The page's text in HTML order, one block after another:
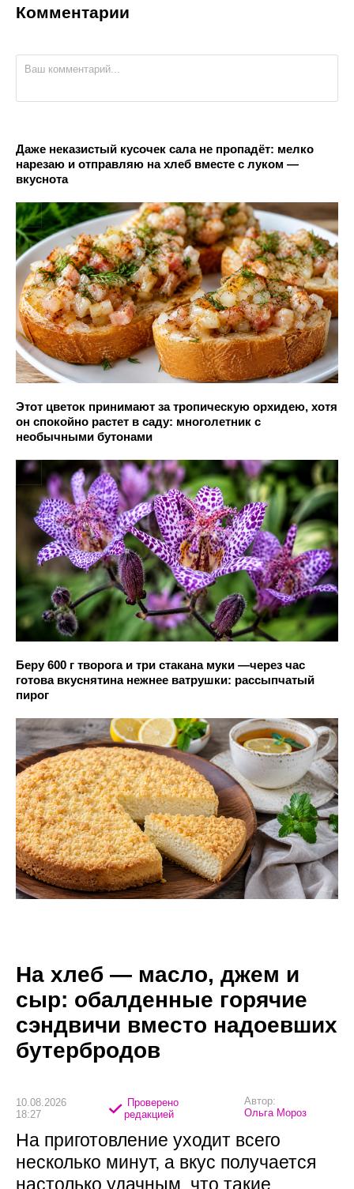
Комментарии
Даже неказистый кусочек сала не пропадёт: мелко
нарезаю и отправляю на хлеб вместе с луком —
вкуснота
Этот цветок принимают за тропическую орхидею, хотя
он спокойно растет в саду: многолетник с
необычными бутонами
Беру 600 г творога и три стакана муки —через час
готова вкуснятина нежнее ватрушки: рассыпчатый
пирог
На хлеб — масло, джем и
сыр: обалденные горячие
сэндвичи вместо надоевших
бутербродов
10.08.2026
18:27
Проверено
редакцией
Автор:
Ольга Мороз
На приготовление уходит всего
несколько минут, а вкус получается
настолько удачным, что такие